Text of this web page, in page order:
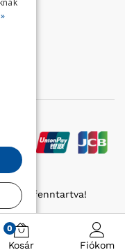
jog fenntartva!
0
Kosár Fiókom